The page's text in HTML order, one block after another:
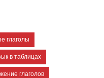
глаголы
в таблицах
глаголов